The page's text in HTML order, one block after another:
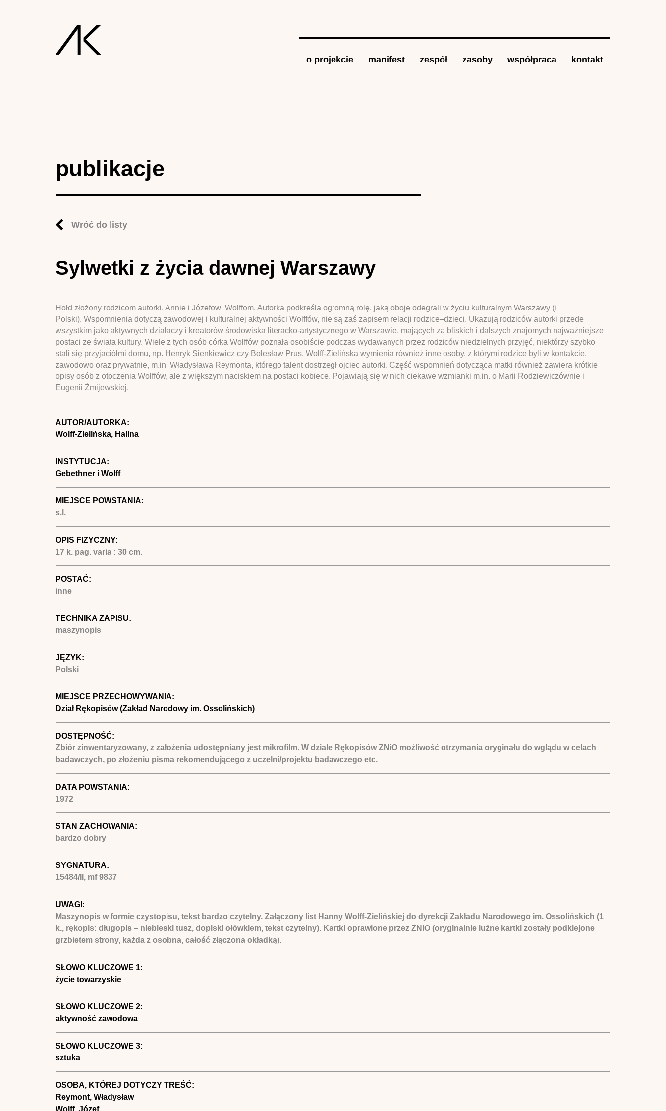
o projekcie manifest zespół zasoby współpraca kontakt
publikacje
Wróć do listy
Sylwetki z życia dawnej Warszawy
Hołd złożony rodzicom autorki, Annie i Józefowi Wolffom. Autorka podkreśla ogromną rolę, jaką oboje odegrali w życiu kulturalnym Warszawy (i
Polski). Wspomnienia dotyczą zawodowej i kulturalnej aktywności Wolffów, nie są zaś zapisem relacji rodzice–dzieci. Ukazują rodziców autorki przede
wszystkim jako aktywnych działaczy i kreatorów środowiska literacko-artystycznego w Warszawie, mających za bliskich i dalszych znajomych najważniejsze
postaci ze świata kultury. Wiele z tych osób córka Wolffów poznała osobiście podczas wydawanych przez rodziców niedzielnych przyjęć, niektórzy szybko
stali się przyjaciółmi domu, np. Henryk Sienkiewicz czy Bolesław Prus. Wolff-Zielińska wymienia również inne osoby, z którymi rodzice byli w kontakcie,
zawodowo oraz prywatnie, m.in. Władysława Reymonta, którego talent dostrzegł ojciec autorki. Część wspomnień dotycząca matki również zawiera krótkie
opisy osób z otoczenia Wolffów, ale z większym naciskiem na postaci kobiece. Pojawiają się w nich ciekawe wzmianki m.in. o Marii Rodziewiczównie i
Eugenii Żmijewskiej.
AUTOR/AUTORKA:
Wolff-Zielińska, Halina
INSTYTUCJA:
Gebethner i Wolff
MIEJSCE POWSTANIA:
s.l.
OPIS FIZYCZNY:
17 k. pag. varia ; 30 cm.
POSTAĆ:
inne
TECHNIKA ZAPISU:
maszynopis
JĘZYK:
Polski
MIEJSCE PRZECHOWYWANIA:
Dział Rękopisów (Zakład Narodowy im. Ossolińskich)
DOSTĘPNOŚĆ:
Zbiór zinwentaryzowany, z założenia udostępniany jest mikrofilm. W dziale Rękopisów ZNiO możliwość otrzymania oryginału do wglądu w celach
badawczych, po złożeniu pisma rekomendującego z uczelni/projektu badawczego etc.
DATA POWSTANIA:
1972
STAN ZACHOWANIA:
bardzo dobry
SYGNATURA:
15484/II, mf 9837
UWAGI:
Maszynopis w formie czystopisu, tekst bardzo czytelny. Załączony list Hanny Wolff-Zielińskiej do dyrekcji Zakładu Narodowego im. Ossolińskich (1
k., rękopis: długopis – niebieski tusz, dopiski ołówkiem, tekst czytelny). Kartki oprawione przez ZNiO (oryginalnie luźne kartki zostały podklejone
grzbietem strony, każda z osobna, całość złączona okładką).
SŁOWO KLUCZOWE 1:
życie towarzyskie
SŁOWO KLUCZOWE 2:
aktywność zawodowa
SŁOWO KLUCZOWE 3:
sztuka
OSOBA, KTÓREJ DOTYCZY TREŚĆ:
Reymont, Władysław
Wolff, Józef